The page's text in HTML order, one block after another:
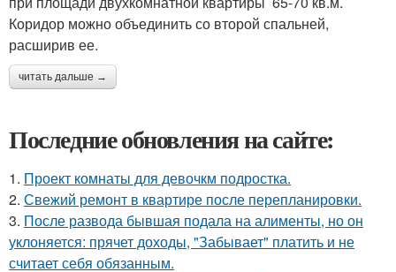
Коридор можно объединить со второй спальней,
расширив ее.
читать дальше →
Последние обновления на сайте:
1. Проект комнаты для девочкм подростка.
2. Свежий ремонт в квартире после перепланировки.
3. После развода бывшая подала на алименты, но он
уклоняется: прячет доходы, "Забывает" платить и не
считает себя обязанным.